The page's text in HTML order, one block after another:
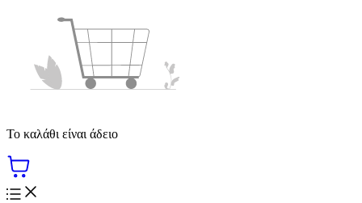
Το καλάθι είναι άδειο